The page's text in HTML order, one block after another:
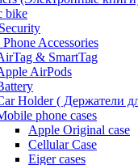
bike
Accessories
& SmartTag
AirPods
Holder ( Держатели
phone cases
Apple Original case
Cellular Case
Eiger cases